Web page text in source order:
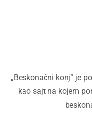
„Beskonačni konj“ je
kao sajt na kojem